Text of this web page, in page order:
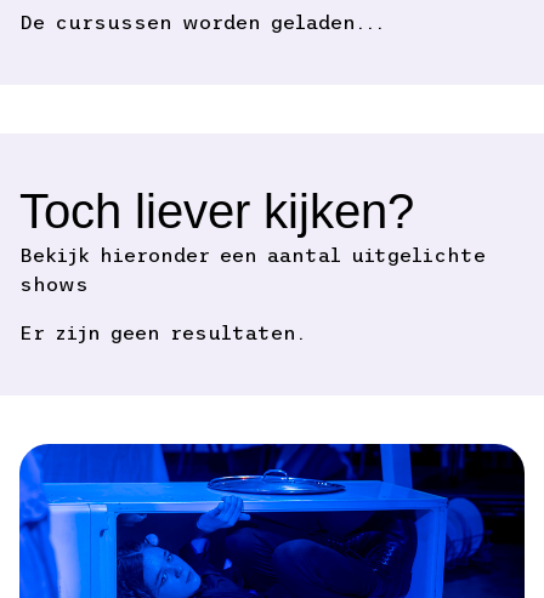
De cursussen worden geladen...
Toch liever kijken?
Bekijk hieronder een aantal uitgelichte
shows
Er zijn geen resultaten.